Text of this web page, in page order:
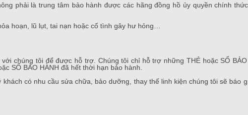
phải là trung tâm bảo hành được các hãng đồng hồ ủy quyền chính
hoạn, lũ lụt, tai nạn hoặc cố tình gây hư hỏng…
chúng tôi để được hỗ trợ. Chúng tôi chỉ hỗ trợ những THẺ hoặc SỔ
SỔ BẢO HÀNH đã hết thời hạn bảo hành.
có nhu cầu sửa chữa, bảo dưỡng, thay thế linh kiện chúng tôi sẽ báo